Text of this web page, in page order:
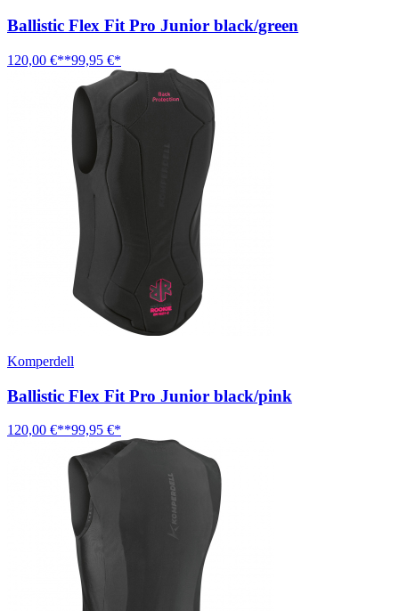
Ballistic Flex Fit Pro Junior black/green
120,00 €**99,95 €*
Komperdell
Ballistic Flex Fit Pro Junior black/pink
120,00 €**99,95 €*